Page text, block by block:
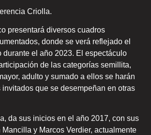
Criolla.
presentará diversos cuadros
donde se verá reflejado el
durante el año 2023. El espectáculo
de las categorías semillita,
adulto y sumado a ellos se harán
invitados que se desempeñan en otras
da sus inicios en el año 2017, con sus
y Marcos Verdier, actualmente